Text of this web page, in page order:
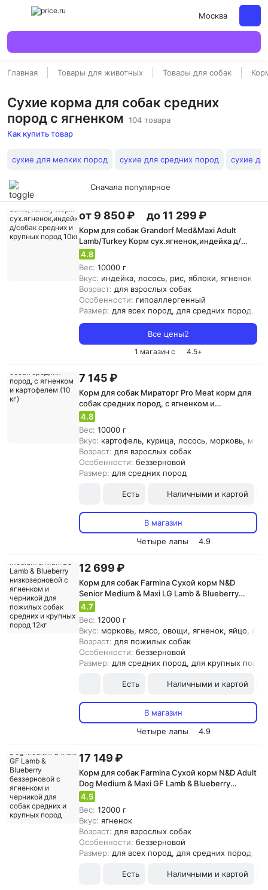
Москва
Главная Товары для животных Товары для собак
Сухие корма для собак средних
пород с ягненком 104 товара
Как купить товар
сухие для мелких пород сухие для средних пород сухие
Сначала популярное
от 9 850 ₽ до 11 299 ₽
Корм для собак Grandorf Med&Maxi Adult
Lamb/Turkey Корм сух.ягненок,индейка д/
собак средних и крупных пород 10кг
4.8
Вес: 10000 г
Вкус: индейка, лосось, рис, яблоки, ягненок
Возраст: для взрослых собак
Особенности: гипоаллергенный
Размер: для всех пород, для средних пород,
Все цены2
1 магазин с 4.5+
7 145 ₽
Корм для собак Мираторг Pro Meat корм для
собак средних пород, с ягненком и
картофелем (10 кг)
4.8
Вес: 10000 г
Вкус: картофель, курица, лосось, морковь,
Возраст: для взрослых собак
Особенности: беззерновой
Размер: для средних пород
Есть Наличными и картой
В магазин
Четыре лапы
4.9
12 699 ₽
Корм для собак Farmina Сухой корм N&D
Senior Medium & Maxi LG Lamb & Blueberry
низкозерновой с ягненком и черникой для
пожилых собак средних и крупных пород
12кг
4.7
Вес: 12000 г
Вкус: морковь, мясо, овощи, ягненок, яйцо,
Возраст: для пожилых собак
Особенности: беззерновой
Размер: для средних пород, для крупных пород
Есть Наличными и картой
В магазин
Четыре лапы
4.9
17 149 ₽
Корм для собак Farmina Сухой корм N&D Adult
Dog Medium & Maxi GF Lamb & Blueberry
беззерновой с ягненком и черникой для
собак средних и крупных пород 12кг
4.5
Вес: 12000 г
Вкус: ягненок
Возраст: для взрослых собак
Особенности: беззерновой
Размер: для всех пород, для средних пород,
Есть Наличными и картой